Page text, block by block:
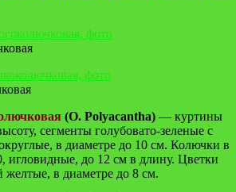
(O. Polyacantha) — куртины
сегменты голубовато-зеленые с
в диаметре до 10 см. Колючки в
игловидные, до 12 см в длину. Цветки
в диаметре до 8 см.